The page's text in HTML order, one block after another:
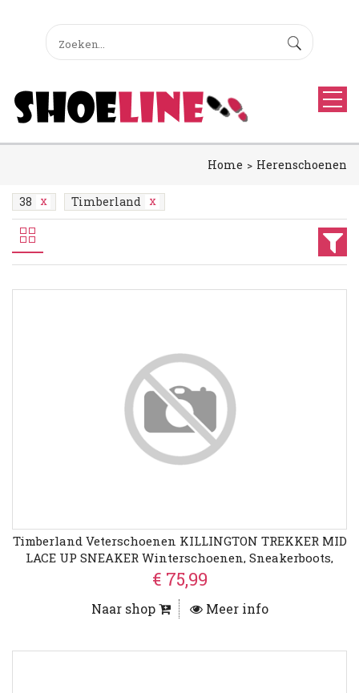
Home Herenschoenen
38 Timberland
Timberland Veterschoenen KILLINGTON TREKKER MID
LACE UP SNEAKER Winterschoenen, Sneakerboots,
Winterlaarzen
€ 75,99
Naar shop Meer info